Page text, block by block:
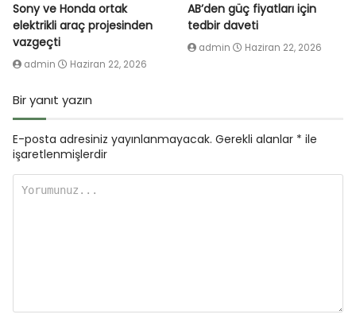
Sony ve Honda ortak
elektrikli araç projesinden
vazgeçti
admin Haziran 22, 2026
AB’den güç fiyatları için
tedbir daveti
admin Haziran 22, 2026
Bir yanıt yazın
E-posta adresiniz yayınlanmayacak. Gerekli alanlar * ile
işaretlenmişlerdir